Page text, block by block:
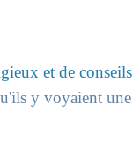
et de
y voyaient